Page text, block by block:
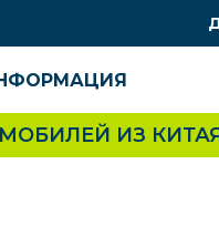
ИЗ